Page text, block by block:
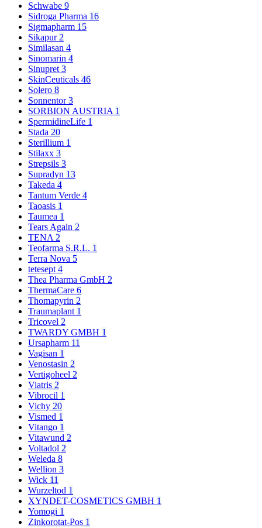
Schwabe 9
Sidroga Pharma 16
Sigmapharm 15
Sikapur 2
Similasan 4
Sinomarin 4
Sinupret 3
SkinCeuticals 46
Solero 8
Sonnentor3
SORBION AUSTRIA 1
SpermidineLife 1
Stada 20
Sterillium 1
Stilaxx 3
Strepsils 3
Supradyn 13
Takeda 4
Tantum Verde 4
Taoasis 1
Taumea 1
Tears Again 2
TENA 2
Teofarma S.R.L. 1
Terra Nova 5
tetesept 4
Thea Pharma GmbH 2
ThermaCare 6
Thomapyrin 2
Traumaplant 1
Tricovel 2
TWARDY GMBH 1
Ursapharm 11
Vagisan 1
Venostasin 2
Vertigoheel 2
Viatris 2
Vibrocil 1
Vichy 20
Vismed 1
Vitango 1
Vitawund 2
Voltadol 2
Weleda 8
Wellion 3
Wick 11
Wurzeltod 1
XYNDET-COSMETICS GMBH 1
Yomogi 1
Zinkorotat-Pos 1